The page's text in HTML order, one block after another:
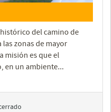
del camino de
las zonas de mayor
misión es que el
en un ambiente...